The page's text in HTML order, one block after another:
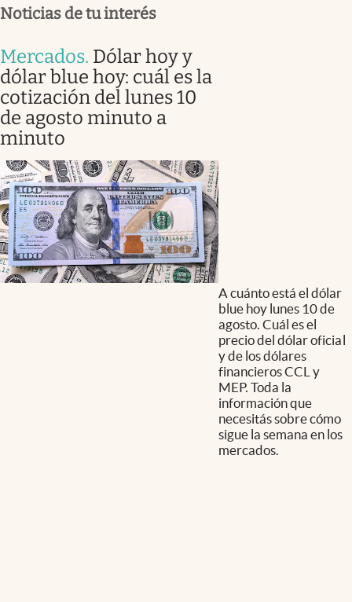
Noticias de tu interés
Mercados. Dólar hoy y
dólar blue hoy: cuál es la
cotización del lunes 10
de agosto minuto a
minuto
A cuánto está el dólar
blue hoy lunes 10 de
agosto. Cuál es el
precio del dólar oficial
y de los dólares
financieros CCL y
MEP. Toda la
información que
necesitás sobre cómo
sigue la semana en los
mercados.